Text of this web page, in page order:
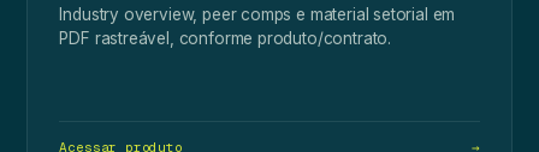
Industry overview, peer comps e material setorial em
PDF rastreável, conforme produto/contrato.
Acessar produto →